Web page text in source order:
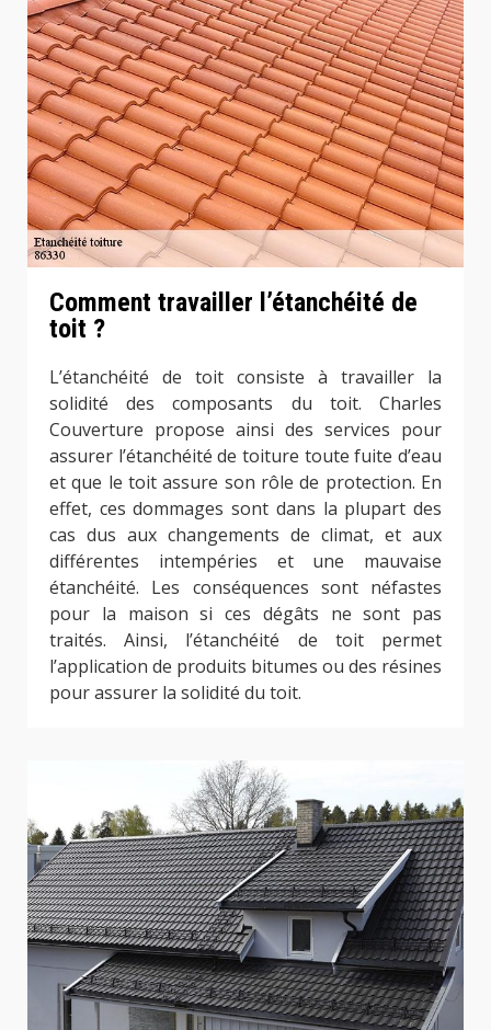
Comment travailler l’étanchéité de
toit ?
L’étanchéité de toit consiste à travailler la
solidité des composants du toit. Charles
Couverture propose ainsi des services pour
assurer l’étanchéité de toiture toute fuite d’eau
et que le toit assure son rôle de protection. En
effet, ces dommages sont dans la plupart des
cas dus aux changements de climat, et aux
différentes intempéries et une mauvaise
étanchéité. Les conséquences sont néfastes
pour la maison si ces dégâts ne sont pas
traités. Ainsi, l’étanchéité de toit permet
l’application de produits bitumes ou des résines
pour assurer la solidité du toit.